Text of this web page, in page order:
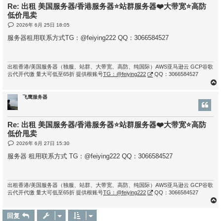
Re: 出租 美国服务器/香港服务器⭐站群服务器❤️大带宽⭐高防
低价甩卖
帖
2026年 6月 25日 18:05
服务器租用联系方式TG：@feiying222 QQ：3066584527
出租香港/美国服务器（独服、站群、大带宽、高防、纯国际）AWS亚马逊云 GCP谷歌
云代开代缴 量大可低至65折 提供根账号TG：@feiying222 QQ：3066584527
飞鹰服务器
Re: 出租 美国服务器/香港服务器⭐站群服务器❤️大带宽⭐高防
低价甩卖
帖
2026年 6月 27日 15:30
服务器 租用联系方式 TG：@feiying222 QQ：3066584527
出租香港/美国服务器（独服、站群、大带宽、高防、纯国际）AWS亚马逊云 GCP谷歌
云代开代缴 量大可低至65折 提供根账号TG：@feiying222 QQ：3066584527
回复